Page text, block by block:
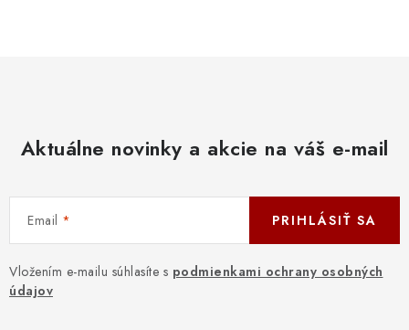
Aktuálne novinky a akcie na váš e-mail
Email
Vložením e-mailu súhlasíte s podmienkami ochrany osobných
údajov
PRIHLÁSIŤ SA